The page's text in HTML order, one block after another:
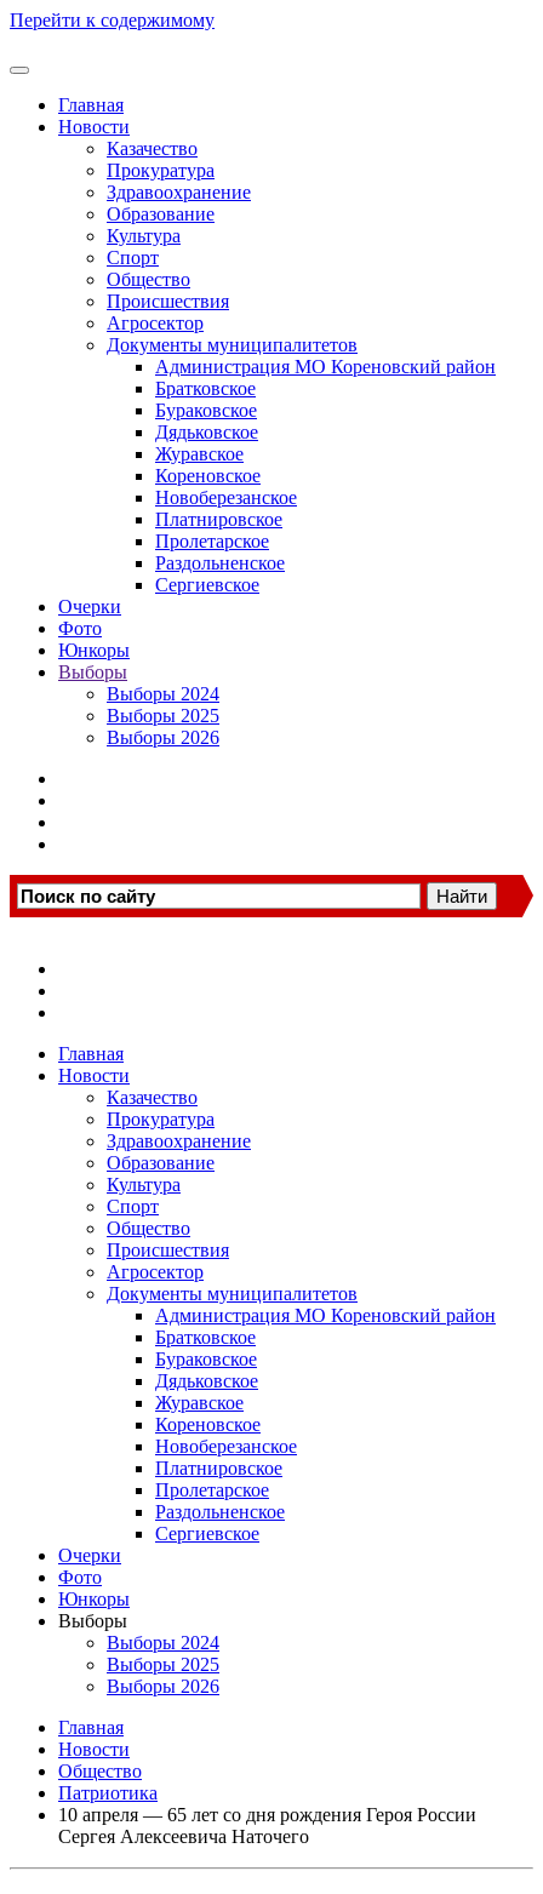
Перейти к содержимому
Главная
Новости
Казачество
Прокуратура
Здравоохранение
Образование
Культура
Спорт
Общество
Происшествия
Агросектор
Документы муниципалитетов
Администрация МО Кореновский район
Братковское
Бураковское
Дядьковское
Журавское
Кореновское
Новоберезанское
Платнировское
Пролетарское
Раздольненское
Сергиевское
Очерки
Фото
Юнкоры
Выборы
Выборы 2024
Выборы 2025
Выборы 2026
Главная
Новости
Казачество
Прокуратура
Здравоохранение
Образование
Культура
Спорт
Общество
Происшествия
Агросектор
Документы муниципалитетов
Администрация МО Кореновский район
Братковское
Бураковское
Дядьковское
Журавское
Кореновское
Новоберезанское
Платнировское
Пролетарское
Раздольненское
Сергиевское
Очерки
Фото
Юнкоры
Выборы
Выборы 2024
Выборы 2025
Выборы 2026
Главная
Новости
Общество
Патриотика
10 апреля — 65 лет со дня рождения Героя России
Сергея Алексеевича Наточего